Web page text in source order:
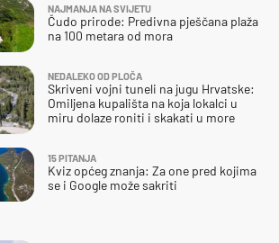
NAJMANJA NA SVIJETU
Čudo prirode: Predivna pješčana plaža
na 100 metara od mora
NEDALEKO OD PLOČA
Skriveni vojni tuneli na jugu Hrvatske:
Omiljena kupališta na koja lokalci u
miru dolaze roniti i skakati u more
15 PITANJA
Kviz općeg znanja: Za one pred kojima
se i Google može sakriti